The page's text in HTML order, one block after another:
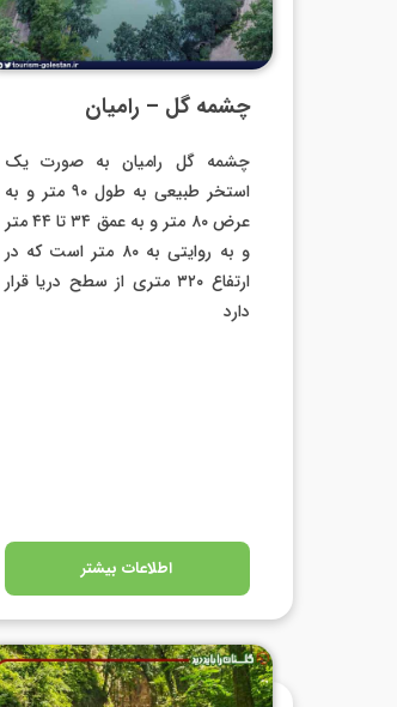
چشمه گل – رامیان
چشمه گل رامیان به صورت یک
استخر طبیعی به طول ‪ ۹۰‬متر و به
عرض ‪ ۸۰‬متر و به عمق ‪ ۳۴‬تا ‪ ۴۴‬متر
و به روایتی به ‪ ۸۰‬متر است که در
ارتفاع ‪ ۳۲۰‬متری از سطح دریا قرار
دارد
اطلاعات بیشتر